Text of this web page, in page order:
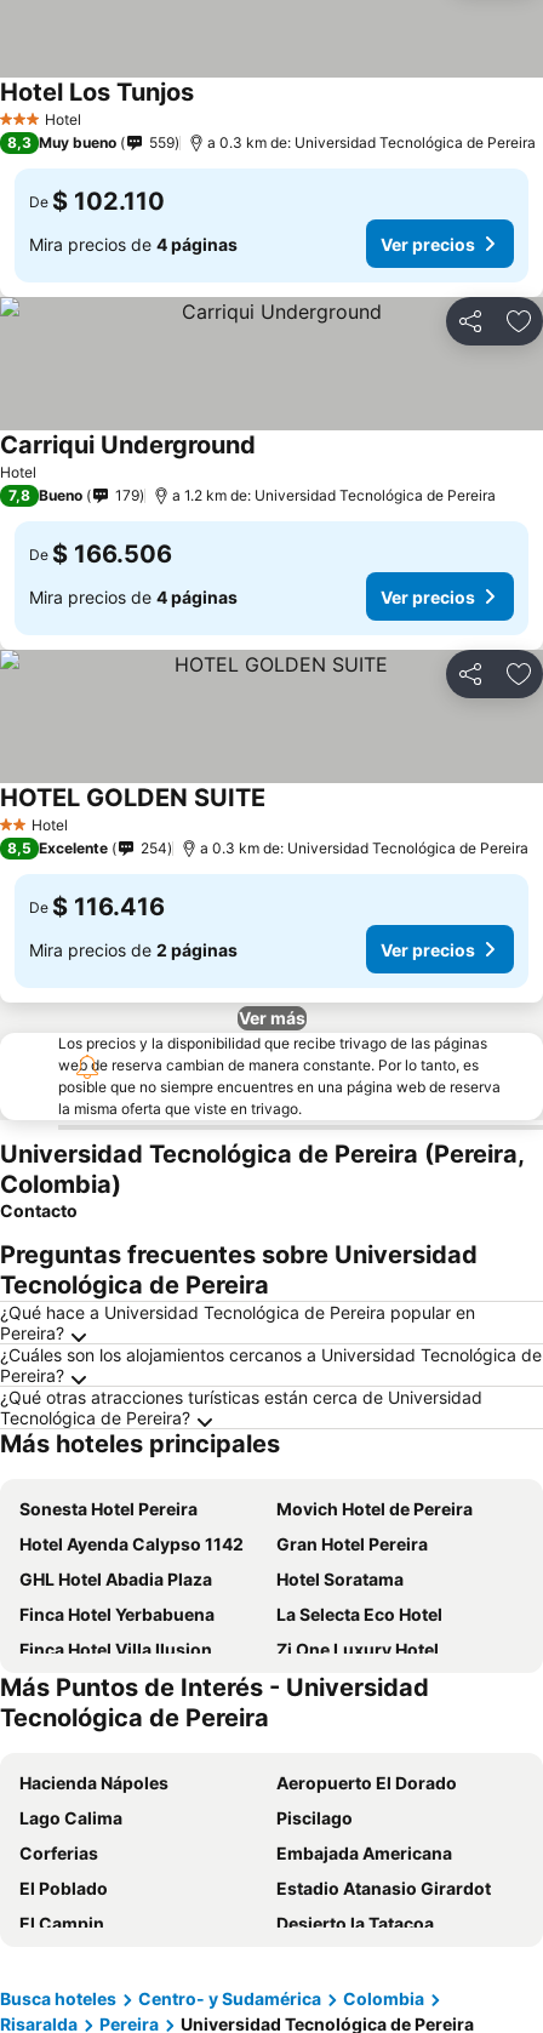
3 Estrellas
Hotel
Hotel Los Tunjos
8,3 Muy bueno 559 a 0.3 km de: Universidad Tecnológica de Pereira
De $ 102.110
Mira precios de 4 páginas Ver precios
Compartir
Hotel
Carriqui Underground
7,8 Bueno 179 a 1.2 km de: Universidad Tecnológica de Pereira
De $ 166.506
Mira precios de 4 páginas Ver precios
Compartir
2 Estrellas
Hotel
HOTEL GOLDEN SUITE
8,5 Excelente 254 a 0.3 km de: Universidad Tecnológica de Pereira
De $ 116.416
Mira precios de 2 páginas Ver precios
Ver más
Los precios y la disponibilidad que recibe trivago de las páginas
web de reserva cambian de manera constante. Por lo tanto, es
posible que no siempre encuentres en una página web de reserva
la misma oferta que viste en trivago.
Universidad Tecnológica de Pereira (Pereira,
Colombia)
Contacto
Preguntas frecuentes sobre Universidad
Tecnológica de Pereira
¿Qué hace a Universidad Tecnológica de Pereira popular en
Pereira?
¿Cuáles son los alojamientos cercanos a Universidad Tecnológica de
Pereira?
¿Qué otras atracciones turísticas están cerca de Universidad
Tecnológica de Pereira?
Más hoteles principales
Sonesta Hotel Pereira
Movich Hotel de Pereira
Hotel Ayenda Calypso 1142
Gran Hotel Pereira
GHL Hotel Abadia Plaza
Hotel Soratama
Finca Hotel Yerbabuena
La Selecta Eco Hotel
Finca Hotel Villa Ilusion
Zi One Luxury Hotel
MuchoSur Filandia
Hotel Condina
Ecohotel La Casona
Posada Don Simon
Hotel Pereira 421
Hotel Catalina Plaza Pereira
Ayenda 1122 Victoria
Balmoral Plaza Hotel
Hotel Suite Center Pereira
Hotel Ayenda Olimpa 1144
Hotel Zandu
Hotel San Antonio del Cerro
Hotel Tangara Pereira
Hotel Pereira Central
San Simon Hotel Pereira By Soratama
Más Puntos de Interés - Universidad
Tecnológica de Pereira
Hacienda Nápoles
Aeropuerto El Dorado
Lago Calima
Piscilago
Corferias
Embajada Americana
El Poblado
Estadio Atanasio Girardot
El Campin
Desierto la Tatacoa
Jaime Duque
Estadio Pascual Guerrero
Aeropuerto Internacional El Dorado
La Candelaria
Busca hoteles Centro- y Sudamérica
Colombia
Risaralda
Pereira Universidad Tecnológica de Pereira